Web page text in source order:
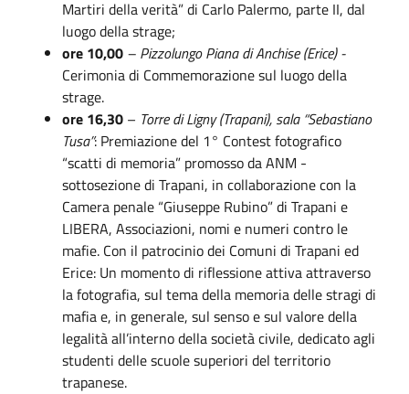
Martiri della verità” di Carlo Palermo, parte II, dal
luogo della strage;
ore 10,00 – Pizzolungo Piana di Anchise (Erice) -
Cerimonia di Commemorazione sul luogo della
strage.
ore 16,30 – Torre di Ligny (Trapani), sala “Sebastiano
Tusa”: Premiazione del 1° Contest fotografico
“scatti di memoria” promosso da ANM -
sottosezione di Trapani, in collaborazione con la
Camera penale “Giuseppe Rubino” di Trapani e
LIBERA, Associazioni, nomi e numeri contro le
mafie. Con il patrocinio dei Comuni di Trapani ed
Erice: Un momento di riflessione attiva attraverso
la fotografia, sul tema della memoria delle stragi di
mafia e, in generale, sul senso e sul valore della
legalità all’interno della società civile, dedicato agli
studenti delle scuole superiori del territorio
trapanese.